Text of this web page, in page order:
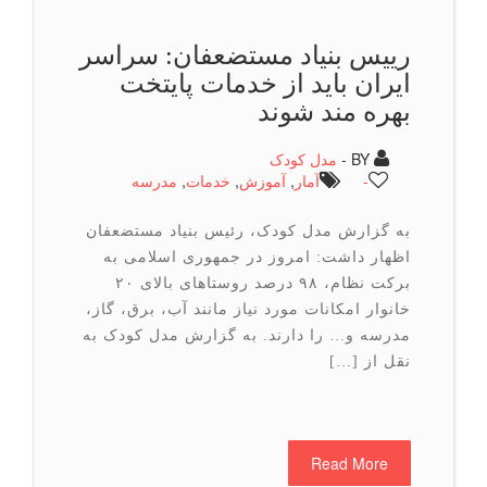
رییس بنیاد مستضعفان: سراسر
ایران باید از خدمات پایتخت
بهره مند شوند
مدل کودک
آمار
آموزش ,خدمات, مدرسه
به گزارش مدل کودک، رئیس بنیاد مستضعفان
اظهار داشت: امروز در جمهوری اسلامی به
برکت نظام، ۹۸ درصد روستاهای بالای ۲۰
خانوار امکانات مورد نیاز مانند آب، برق، گاز،
مدرسه و… را دارند. به گزارش مدل کودک به
نقل از […]
Read More